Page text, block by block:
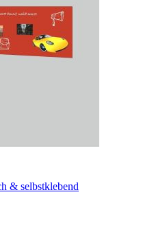
& selbstklebend